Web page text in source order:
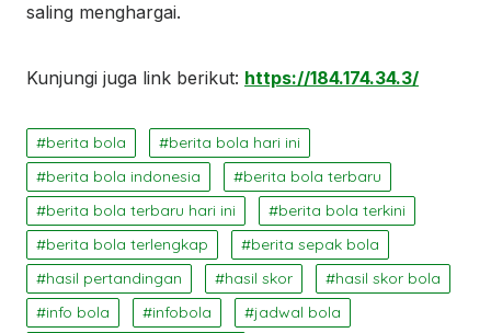
saling menghargai.
Kunjungi juga link berikut: https://184.174.34.3/
berita bola
berita bola hari ini
berita bola indonesia
berita bola terbaru
berita bola terbaru hari ini
berita bola terkini
berita bola terlengkap
berita sepak bola
hasil pertandingan
hasil skor
hasil skor bola
info bola
infobola
jadwal bola